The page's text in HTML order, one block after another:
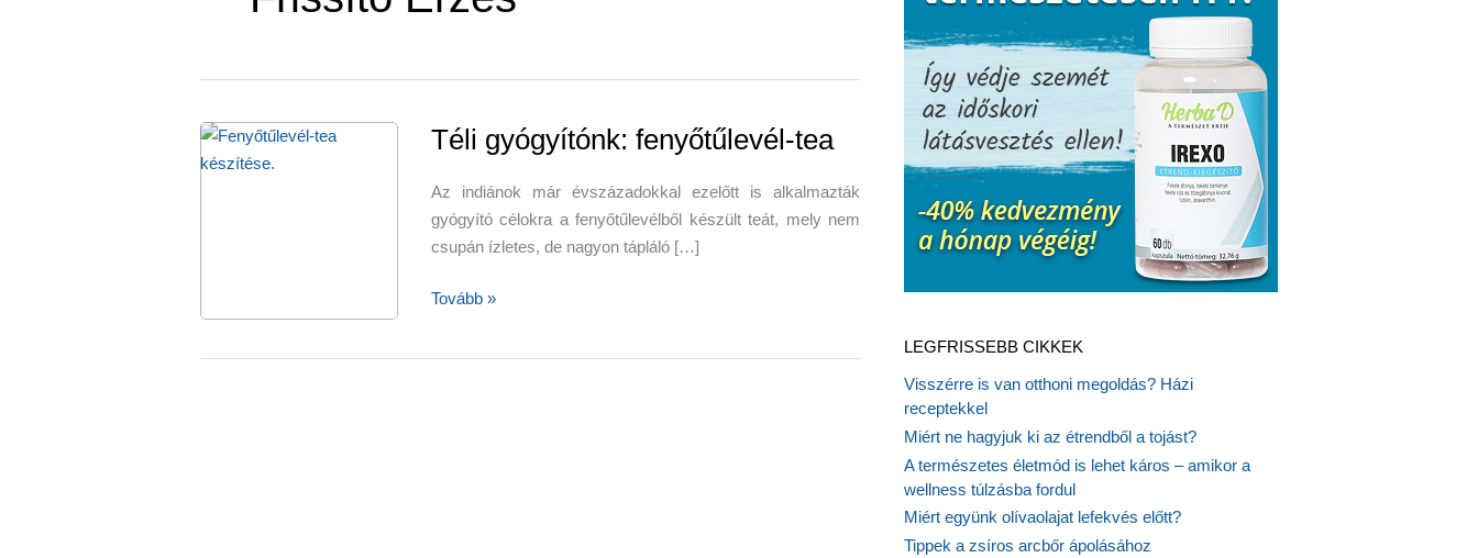
Téli gyógyítónk: fenyőtűlevél-tea
Az indiánok már évszázadokkal ezelőtt is alkalmazták
gyógyító célokra a fenyőtűlevélből készült teát, mely nem
csupán ízletes, de nagyon tápláló […]
Téli
Tovább »
LEGFRISSEBB CIKKEK
Visszérre is van otthoni megoldás? Házi
receptekkel
Miért ne hagyjuk ki az étrendből a tojást?
A természetes életmód is lehet káros – amikor a
wellness túlzásba fordul
Miért együnk olívaolajat lefekvés előtt?
Tippek a zsíros arcbőr ápolásához